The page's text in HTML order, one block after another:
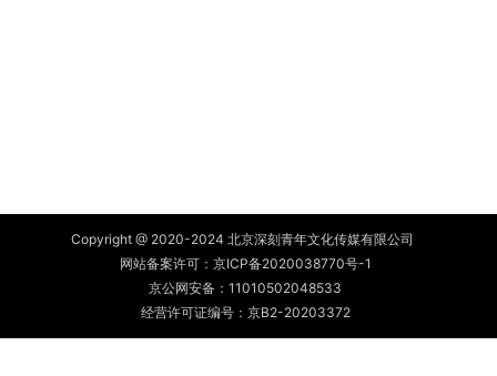
Copyright @ 2020-2024 北京深刻青年文化传媒有限公司
网站备案许可： 京ICP备2020038770号-1
京公网安备： 11010502048533
经营许可证编号：京B2-20203372